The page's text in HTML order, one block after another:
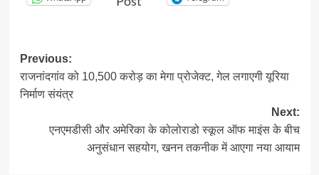
Post
navigation
Previous:
राजनांदगांव को 10,500 करोड़ का मेगा प्रोजेक्ट, गेल लगाएगी यूरिया
निर्माण संयंत्र
Next:
एनएमडीसी और अमेरिका के कोलोराडो स्कूल ऑफ माइंस के बीच
अनुसंधान सहयोग, खनन तकनीक में आएगा नया आयाम